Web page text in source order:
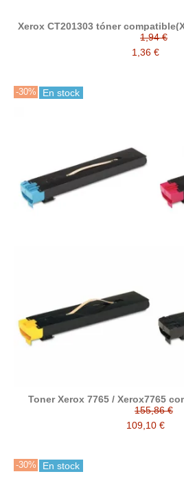
Xerox CT201303 tóner
1,94 €
1,36 €
-30% En stock
Toner Xerox 7765 / Xerox7765
Xerox 006R01449 006R01450
013R00602
155,86 €
109,10 €
-30% En stock